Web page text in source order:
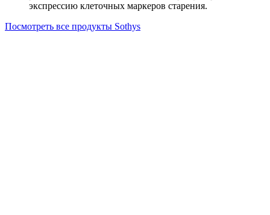
экспрессию клеточных маркеров старения.
Посмотреть все продукты Sothys